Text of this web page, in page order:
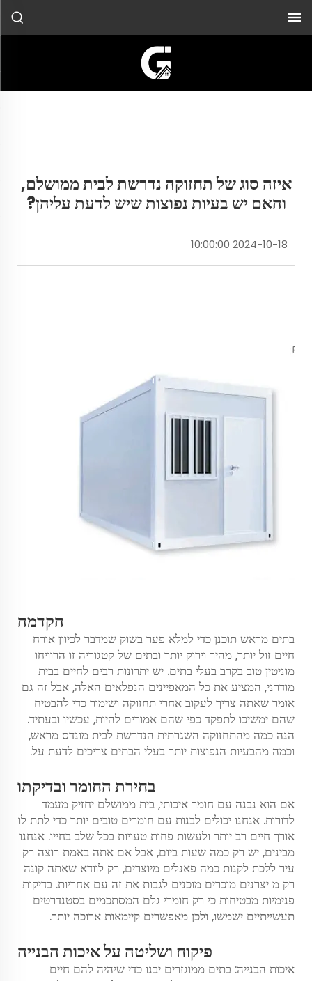
איזה סוג של תחזוקה נדרשת לבית ממושלם,
והאם יש בעיות נפוצות שיש לדעת עליהן?
2024-10-18 10:00:00
הקדמה
בתים מראש תוכנן כדי למלא פער בשוק שמדבר לכיוון אורח
חיים זול יותר, מהיר וירוק יותר ובתים של קטגוריה זו הרוויחו
מוניטין טוב בקרב בעלי בתים. יש יתרונות רבים לחיים בבית
מודרני, המציע את כל המאפיינים הנפלאים האלה, אבל זה גם
אומר שאתה צריך לעקוב אחרי תחזוקה ושימור כדי להבטיח
שהם ימשיכו לתפקד כפי שהם אמורים להיות, עכשיו ובעתיד.
הנה כמה מהתחזוקה השגרתית הנדרשת לבית מונדס מראש,
וכמה מהבעיות הנפוצות יותר בעלי הבתים צריכים לדעת על.
בחירת החומר ובדיקתו
אם הוא נבנה עם חומר איכותי, בית ממושלם יחזיק מעמד
לדורות. אנחנו יכולים לבנות עם חומרים טובים יותר כדי לתת לו
אורך חיים רב יותר ולעשות פחות טעויות בכל שלב בחייו. אנחנו
מבינים, יש רק כמה שעות ביום, אבל אם אתה באמת רוצה רק
עיר ללכת לקנות כמה פאנלים מיוצרים, רק לוודא שאתה קונה
רק מ יצרנים מוכרים מוכנים לגבות את זה עם אחריות. בדיקות
פנימיות מבטיחות כי רק חומרי גלם המסתכמים בסטנדרטים
תעשייתיים ישמשו, ולכן מאפשרים קיימאות ארוכה יותר.
פיקוח ושליטה על איכות הבנייה
איכות הבנייה: בתים ממוגזרים יבנו כדי שיהיה להם חיים